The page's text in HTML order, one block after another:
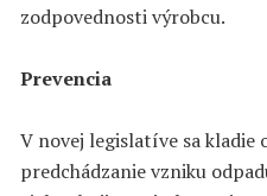
zodpovednosti výrobcu.
Prevencia
V novej legislatíve sa kladie
predchádzanie vzniku